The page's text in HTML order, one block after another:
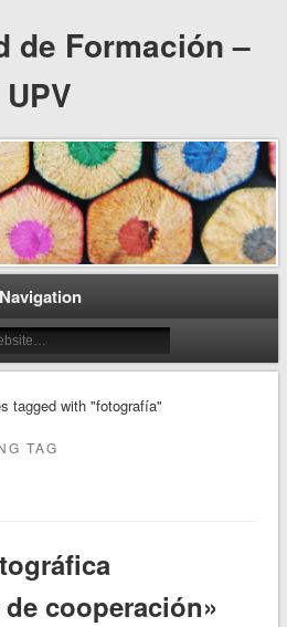
de Formación –
UPV
Navigation
tagged with "fotografía"
TAG
cooperación»